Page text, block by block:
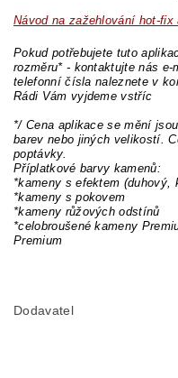
Návod na zažehlování hot-fix
Pokud potřebujete tuto
rozměru* - kontaktujte nás
telefonní čísla naleznete v
Rádi Vám vyjdeme vstříc
*/ Cena aplikace se mění
barev nebo jiných velikostí.
poptávky.
Příplatkové barvy kamenů:
*kameny s efektem (duhový,
*kameny s pokovem
*kameny růžových odstínů
*celobroušené kameny
Premium
Dodavatel